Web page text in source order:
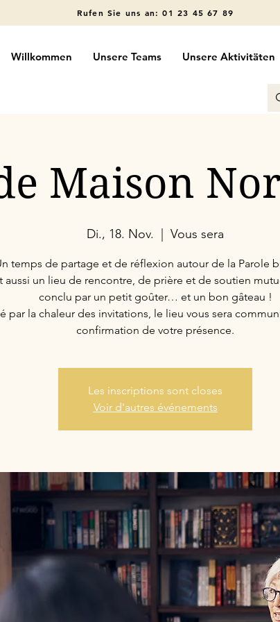
Rufen Sie uns an: 01 23 45 67 89
Willkommen Unsere Teams Unsere Aktivitäten
Maison
Di., 18. Nov. Vous sera
temps de partage et de réflexion autour de la Parole
aussi un lieu de rencontre, de prière et de soutien
conclu par un petit goûter… et un bon gâteau !
par la chaleur des invitations, le lieu vous sera
confirmation de votre présence.
Les inscriptions sont closes
Voir d'autres événements